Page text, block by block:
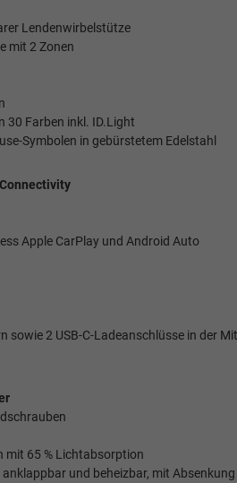
Lendenwirbelstütze
mit 2 Zonen
30 Farben inkl. ID.Light
Symbolen in gebürstetem Edelstahl
Apple CarPlay und Android Auto
sowie 2 USB-C-Ladeanschlüsse in der
mit 65 % Lichtabsorption
und beheizbar, mit